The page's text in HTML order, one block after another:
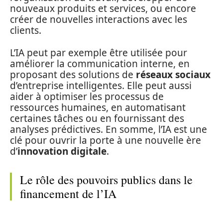
nouveaux produits et services, ou encore
créer de nouvelles interactions avec les
clients.
L’IA peut par exemple être utilisée pour
améliorer la communication interne, en
proposant des solutions de réseaux sociaux
d’entreprise intelligentes. Elle peut aussi
aider à optimiser les processus de
ressources humaines, en automatisant
certaines tâches ou en fournissant des
analyses prédictives. En somme, l’IA est une
clé pour ouvrir la porte à une nouvelle ère
d’innovation digitale.
Le rôle des pouvoirs publics dans le
financement de l’IA